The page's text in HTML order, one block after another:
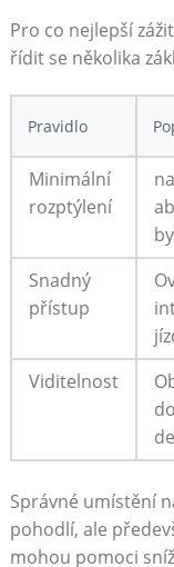
Pro co nejlepší
‌řídit se několika
Pravidlo
Minimální
rozptýlení
Snadný
přístup
Viditelnost
Správné umístění
pohodlí, ale
mohou pomoci